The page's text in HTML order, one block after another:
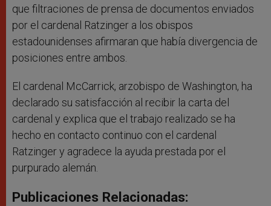
que filtraciones de prensa de documentos enviados
por el cardenal Ratzinger a los obispos
estadounidenses afirmaran que había divergencia de
posiciones entre ambos.
El cardenal McCarrick, arzobispo de Washington, ha
declarado su satisfacción al recibir la carta del
cardenal y explica que el trabajo realizado se ha
hecho en contacto continuo con el cardenal
Ratzinger y agradece la ayuda prestada por el
purpurado alemán.
Publicaciones Relacionadas: